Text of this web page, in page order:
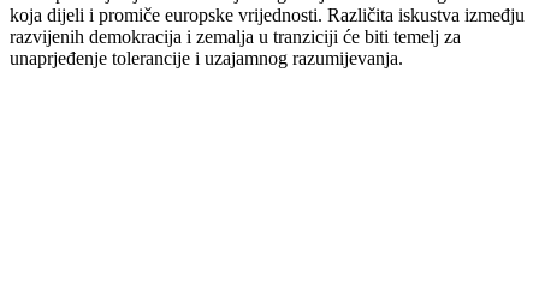
koja dijeli i promiče europske vrijednosti. Različita iskustva izmeđju
razvijenih demokracija i zemalja u tranziciji će biti temelj za
unaprjeđenje tolerancije i uzajamnog razumijevanja.